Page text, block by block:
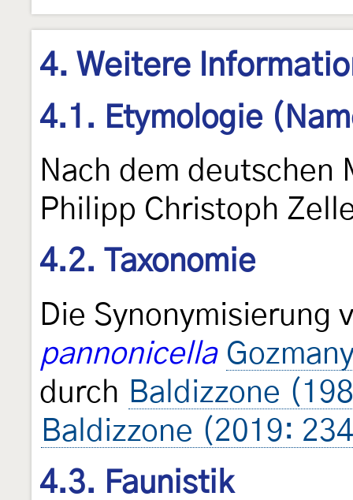
4. Weitere
4.1. Etymologie
Nach dem
Philipp Christoph
4.2. Taxonomie
Die Synonymisierung
pannonicella
durch Baldizzone
Baldizzone (2019:
4.3. Faunistik